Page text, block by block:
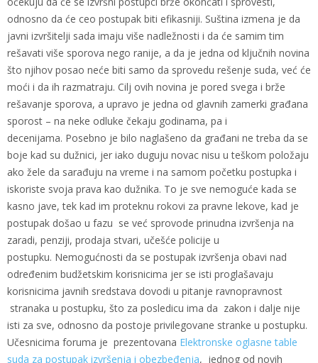
odnosno da će ceo postupak biti efikasniji. Suština izmena je da
javni izvršitelji sada imaju više nadležnosti i da će samim tim
rešavati više sporova nego ranije, a da je jedna od ključnih novina
što njihov posao neće biti samo da sprovedu rešenje suda, već će
moći i da ih razmatraju. Cilj ovih novina je pored svega i brže
rešavanje sporova, a upravo je jedna od glavnih zamerki građana
sporost – na neke odluke čekaju godinama, pa i
decenijama. Posebno je bilo naglašeno da građani ne treba da se
boje kad su dužnici, jer iako duguju novac nisu u teškom položaju
ako žele da sarađuju na vreme i na samom početku postupka i
iskoriste svoja prava kao dužnika. To je sve nemoguće kada se
kasno jave, tek kad im proteknu rokovi za pravne lekove, kad je
postupak došao u fazu se već sprovode prinudna izvršenja na
zaradi, penziji, prodaja stvari, učešće policije u
postupku. Nemogućnosti da se postupak izvršenja obavi nad
određenim budžetskim korisnicima jer se isti proglašavaju
korisnicima javnih sredstava dovodi u pitanje ravnopravnost
stranaka u postupku, što za posledicu ima da zakon i dalje nije
isti za sve, odnosno da postoje privilegovane stranke u postupku.
Učesnicima foruma je prezentovana Elektronske oglasne table
suda za postupak izvršenja i obezbeđenja, jednog od novih